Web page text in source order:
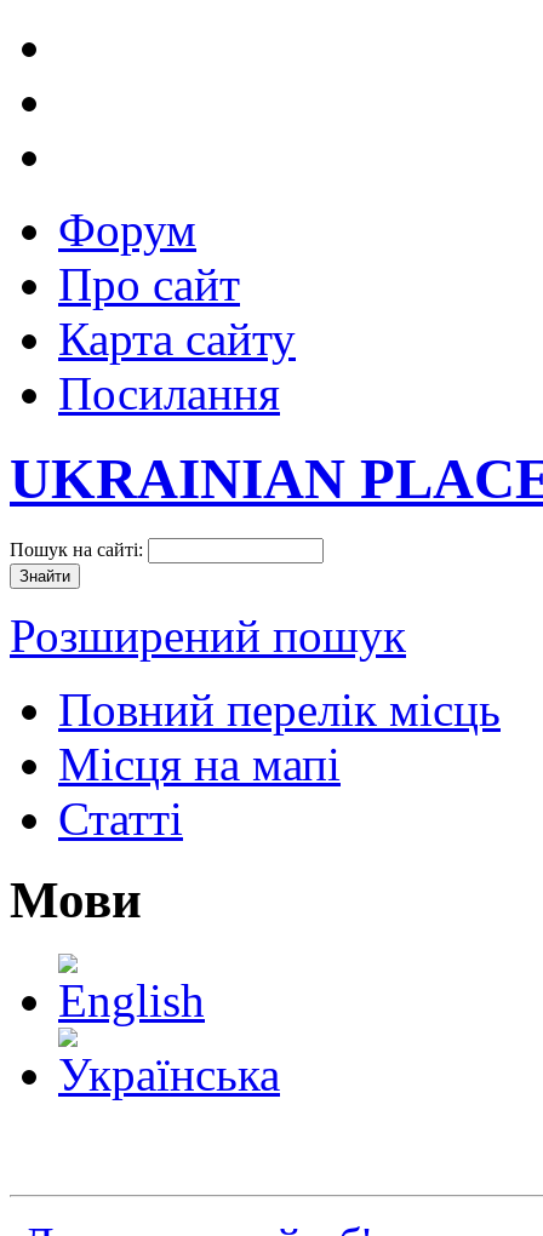
Форум
Про сайт
Карта сайту
Посилання
UKRAINIAN
Пошук на сайті:
Розширений пошук
Повний перелік місць
Місця на мапі
Статті
Мови